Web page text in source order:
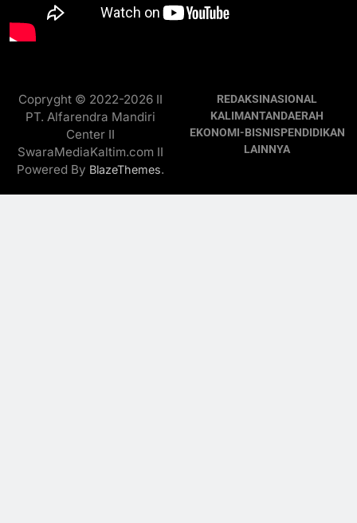
Copryght © 2022-2026 II
PT. Alfarendra Mandiri
Center II
SwaraMediaKaltim.com II
Powered By BlazeThemes.
REDAKSINASIONAL
KALIMANTANDAERAH
EKONOMI-BISNISPENDIDIKAN
LAINNYA